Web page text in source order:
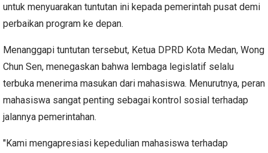
untuk menyuarakan tuntutan ini kepada pemerintah pusat demi
perbaikan program ke depan.
Menanggapi tuntutan tersebut, Ketua DPRD Kota Medan, Wong
Chun Sen, menegaskan bahwa lembaga legislatif selalu
terbuka menerima masukan dari mahasiswa. Menurutnya, peran
mahasiswa sangat penting sebagai kontrol sosial terhadap
jalannya pemerintahan.
"Kami mengapresiasi kepedulian mahasiswa terhadap